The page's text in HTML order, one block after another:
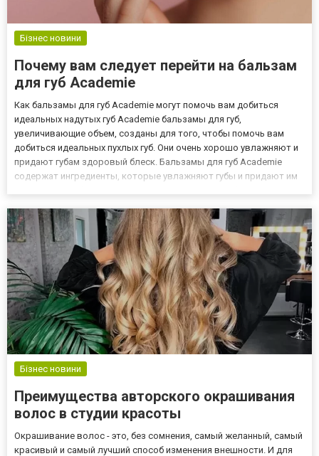
Бізнес новини
Почему вам следует перейти на бальзам
для губ Academie
Как бальзамы для губ Academie могут помочь вам добиться
идеальных надутых губ Academie бальзамы для губ,
увеличивающие объем, созданы для того, чтобы помочь вам
добиться идеальных пухлых губ. Они очень хорошо увлажняют и
придают губам здоровый блеск. Бальзамы для губ Academie
содержат ингредиенты, которые увлажняют губы и придают им
соответ...
Бізнес новини
Преимущества авторского окрашивания
волос в студии красоты
Окрашивание волос - это, без сомнения, самый желанный, самый
красивый и самый лучший способ изменения внешности. И для